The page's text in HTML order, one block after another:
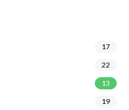
17
22
13
19